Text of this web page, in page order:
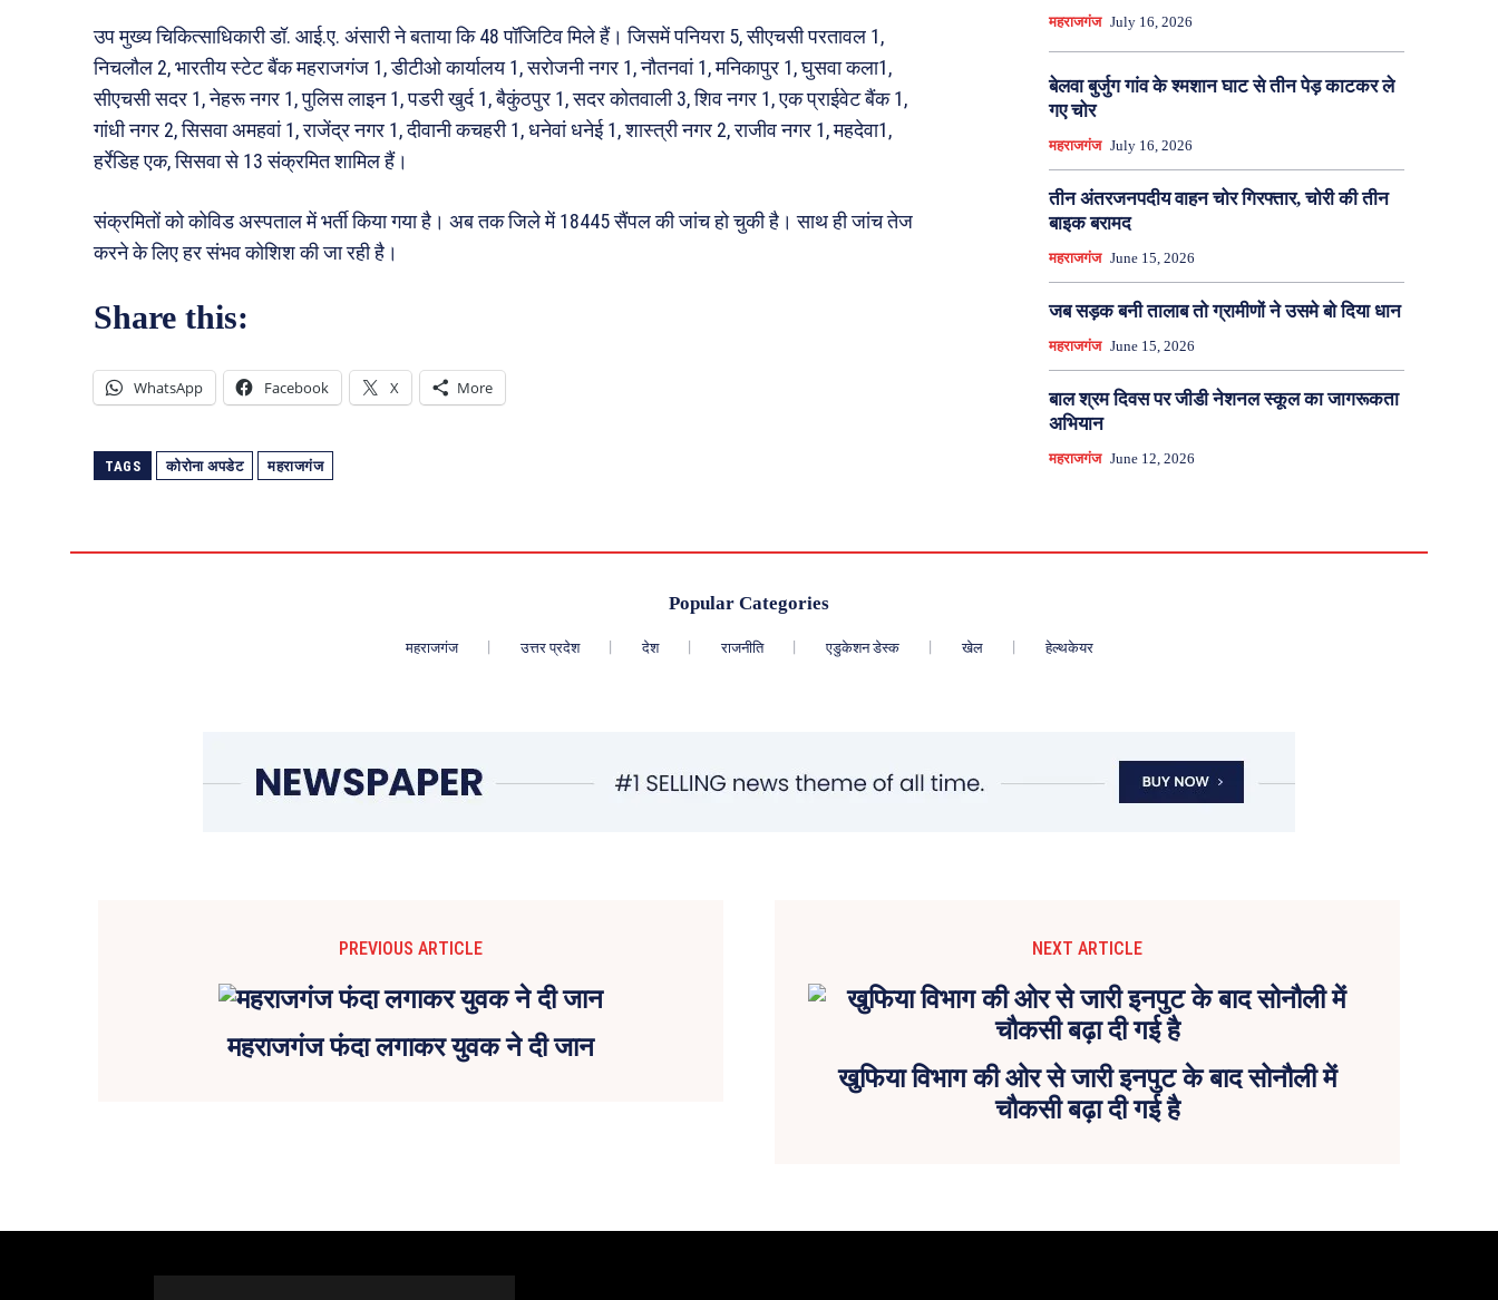
उप मुख्य चिकित्साधिकारी डॉ. आई.ए. अंसारी ने बताया कि 48 पॉजिटिव मिले हैं। जिसमें पनियरा 5, सीएचसी परतावल 1,
निचलौल 2, भारतीय स्टेट बैंक महराजगंज 1, डीटीओ कार्यालय 1, सरोजनी नगर 1, नौतनवां 1, मनिकापुर 1, घुसवा कला1,
सीएचसी सदर 1, नेहरू नगर 1, पुलिस लाइन 1, पडरी खुर्द 1, बैकुंठपुर 1, सदर कोतवाली 3, शिव नगर 1, एक प्राईवेट बैंक 1,
गांधी नगर 2, सिसवा अमहवां 1, राजेंद्र नगर 1, दीवानी कचहरी 1, धनेवां धनेई 1, शास्त्री नगर 2, राजीव नगर 1, महदेवा1,
हर्रेडिह एक, सिसवा से 13 संक्रमित शामिल हैं।
संक्रमितों को कोविड अस्पताल में भर्ती किया गया है। अब तक जिले में 18445 सैंपल की जांच हो चुकी है। साथ ही जांच तेज
करने के लिए हर संभव कोशिश की जा रही है।
Share this:
WhatsApp Facebook X More
TAGS कोरोना अपडेट महराजगंज
महराजगंज July 16, 2026
बेलवा बुर्जुग गांव के श्मशान घाट से तीन पेड़ काटकर ले
गए चोर
महराजगंज July 16, 2026
तीन अंतरजनपदीय वाहन चोर गिरफ्तार, चोरी की तीन
बाइक बरामद
महराजगंज June 15, 2026
जब सड़क बनी तालाब तो ग्रामीणों ने उसमे बो दिया धान
महराजगंज June 15, 2026
बाल श्रम दिवस पर जीडी नेशनल स्कूल का जागरूकता
अभियान
महराजगंज June 12, 2026
Popular Categories
महराजगंज उत्तर प्रदेश देश राजनीति एडुकेशन डेस्क खेल हेल्थकेयर
PREVIOUS ARTICLE
महराजगंज फंदा लगाकर युवक ने दी जान
NEXT ARTICLE
खुफिया विभाग की ओर से जारी इनपुट के बाद सोनौली में
चौकसी बढ़ा दी गई है